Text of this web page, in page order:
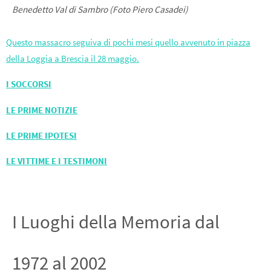
Benedetto Val di Sambro (Foto Piero Casadei)
Questo massacro seguiva di pochi mesi quello avvenuto in piazza
della Loggia a Brescia il 28 maggio.
I SOCCORSI
LE PRIME NOTIZIE
LE PRIME IPOTESI
LE VITTIME E I TESTIMONI
I Luoghi della Memoria dal
1972 al 2002